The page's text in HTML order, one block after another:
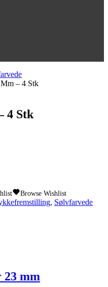
– 4 Stk
4 Stk
Browse Wishlist
, Sølvfarvede
23 mm